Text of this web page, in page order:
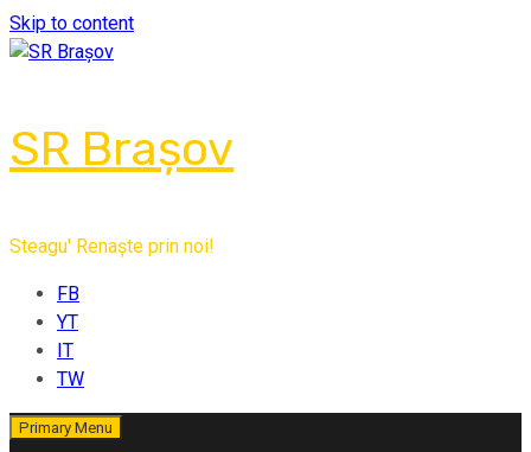
Skip to content
SR Brașov
Steagu' Renaște prin noi!
FB
YT
IT
TW
Primary Menu